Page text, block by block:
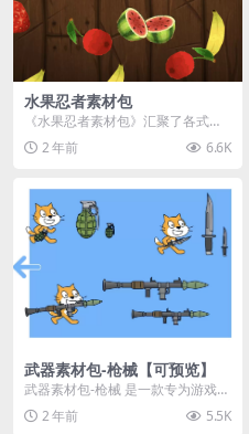
水果忍者素材包
《水果忍者素材包》汇聚了各式鲜
美诱人的水果图像与清脆悦耳的切
割音效，专为追求极致...
2 年前 6.6K
武器素材包-枪械【可预览】
武器素材包-枪械 是一款专为游戏开
发者和创作者设计的素材包，包含
多种高质量的枪械...
2 年前 5.5K